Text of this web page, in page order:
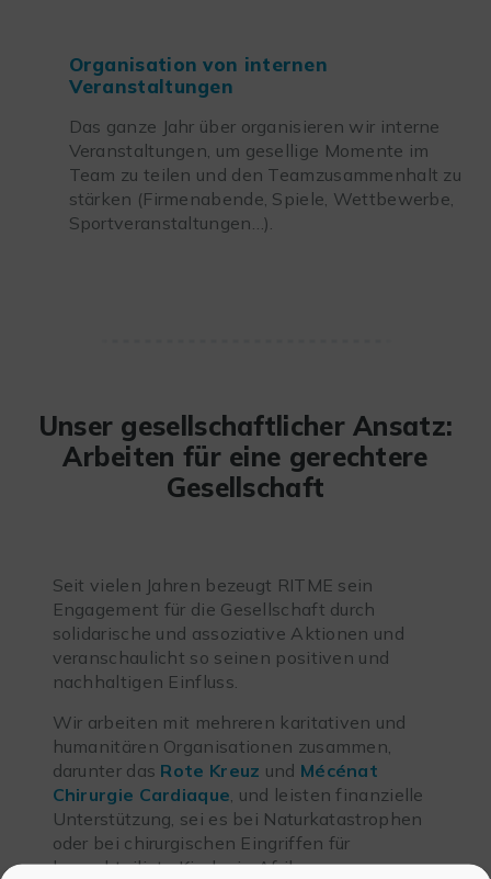
Organisation von internen
Veranstaltungen
Das ganze Jahr über organisieren wir interne
Veranstaltungen, um gesellige Momente im
Team zu teilen und den Teamzusammenhalt zu
stärken (Firmenabende, Spiele, Wettbewerbe,
Sportveranstaltungen…).
Unser gesellschaftlicher Ansatz:
Arbeiten für eine gerechtere
Gesellschaft
Seit vielen Jahren bezeugt RITME sein
Engagement für die Gesellschaft durch
solidarische und assoziative Aktionen und
veranschaulicht so seinen positiven und
nachhaltigen Einfluss.
Wir arbeiten mit mehreren karitativen und
humanitären Organisationen zusammen,
darunter das Rote Kreuz und Mécénat
Chirurgie Cardiaque , und leisten finanzielle
Unterstützung, sei es bei Naturkatastrophen
oder bei chirurgischen Eingriffen für
benachteiligte Kinder in Afrika.